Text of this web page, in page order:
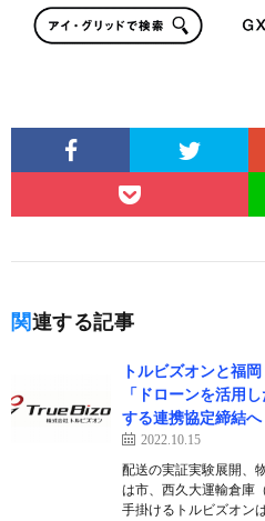
関連する記事
トルビズオンと福
「ドローンを活用
する連携協定締結へ
2022.10.15
配送の実証実験展開、
は市、西久大運輸倉庫
手掛けるトルビズオン